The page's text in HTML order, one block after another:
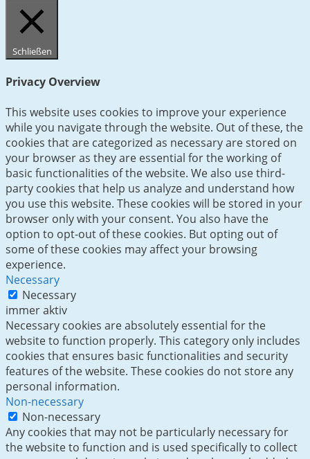
Schließen
Privacy Overview
This website uses cookies to improve your experience
while you navigate through the website. Out of these, the
cookies that are categorized as necessary are stored on
your browser as they are essential for the working of
basic functionalities of the website. We also use third-
party cookies that help us analyze and understand how
you use this website. These cookies will be stored in your
browser only with your consent. You also have the
option to opt-out of these cookies. But opting out of
some of these cookies may affect your browsing
experience.
Necessary
Necessary
immer aktiv
Necessary cookies are absolutely essential for the
website to function properly. This category only includes
cookies that ensures basic functionalities and security
features of the website. These cookies do not store any
personal information.
Non-necessary
Non-necessary
Any cookies that may not be particularly necessary for
the website to function and is used specifically to collect